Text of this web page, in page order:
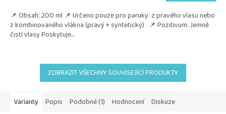
📌 Obsah: 200 ml 📌 Určeno pouze pro paruky: z pravého vlasu nebo
z kombinovaného vlákna (pravý + syntetický) 📌 Pozitivum: Jemně
čistí vlasy Poskytuje...
ZOBRAZIT VŠECHNY SOUVISEJÍCÍ PRODUKTY
Varianty Popis Podobné (1) Hodnocení Diskuze